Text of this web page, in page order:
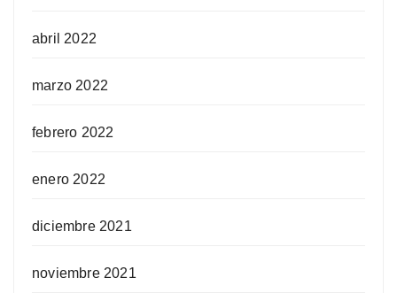
abril 2022
marzo 2022
febrero 2022
enero 2022
diciembre 2021
noviembre 2021